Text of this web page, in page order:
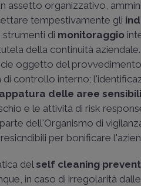
assetto organizzativo,
tempestivamente gli
di monitoraggio
della continuità
oggetto del
di controllo interno;
delle aree sensibili
e le attività di risk
dell'Organismo di
per bonificare
del self cleaning
in caso di irregolarità